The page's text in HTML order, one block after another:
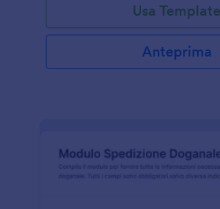
Usa Template
Anteprima